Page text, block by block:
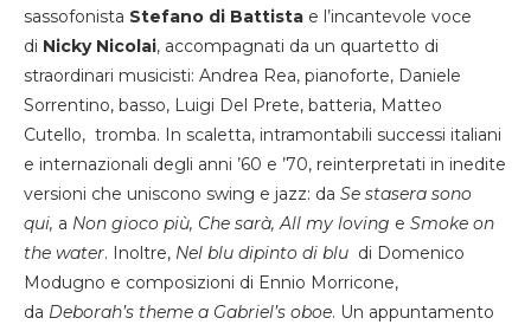
sassofonista Stefano di Battista e l’incantevole voce
di Nicky Nicolai, accompagnati da un quartetto di
straordinari musicisti: Andrea Rea, pianoforte, Daniele
Sorrentino, basso, Luigi Del Prete, batteria, Matteo
Cutello, tromba. In scaletta, intramontabili successi italiani
e internazionali degli anni ’60 e ’70, reinterpretati in inedite
versioni che uniscono swing e jazz: da Se stasera sono
qui, a Non gioco più, Che sarà, All my loving e Smoke on
the water. Inoltre, Nel blu dipinto di blu di Domenico
Modugno e composizioni di Ennio Morricone,
da Deborah’s theme a Gabriel’s oboe. Un appuntamento